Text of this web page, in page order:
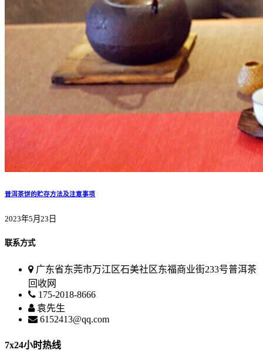
普洱茶饼的贮存方法及注意事项
2023年5月23日
联系方式
广东省东莞市万江区石美社区东福商业街233号普洱茶
回收网
175-2018-8666
袁先生
6152413@qq.com
7x24小时热线